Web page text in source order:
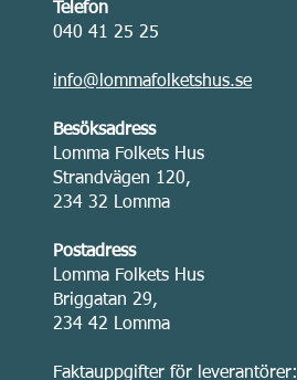
Telefon
040 41 25 25
info@lommafolketshus.se
Besöksadress
Lomma Folkets Hus
Strandvägen 120,
234 32 Lomma
Postadress
Lomma Folkets Hus
Briggatan 29,
234 42 Lomma
Faktauppgifter för leverantörer: